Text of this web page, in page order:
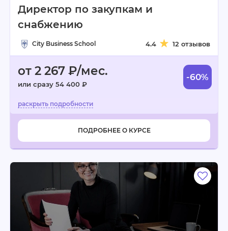
Директор по закупкам и
снабжению
City Business School 4.4 12 отзывов
от 2 267 ₽/мес.
или сразу 54 400 ₽
-60%
ПОДРОБНЕЕ О КУРСЕ